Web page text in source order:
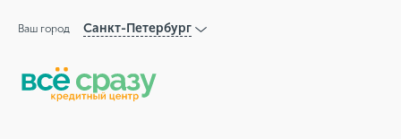
Ваш город Санкт-Петербург